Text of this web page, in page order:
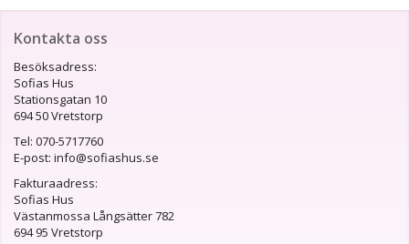
Kontakta oss
Besöksadress:
Sofias Hus
Stationsgatan 10
694 50 Vretstorp
Tel: 070-5717760
E-post: info@sofiashus.se
Fakturaadress:
Sofias Hus
Västanmossa Långsätter 782
694 95 Vretstorp